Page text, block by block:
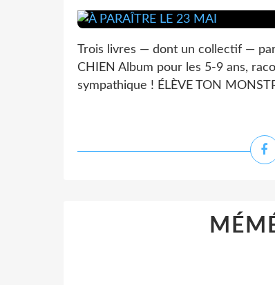
Trois livres — dont un collectif —
CHIEN Album pour les 5-9 ans,
sympathique ! ÉLÈVE TON